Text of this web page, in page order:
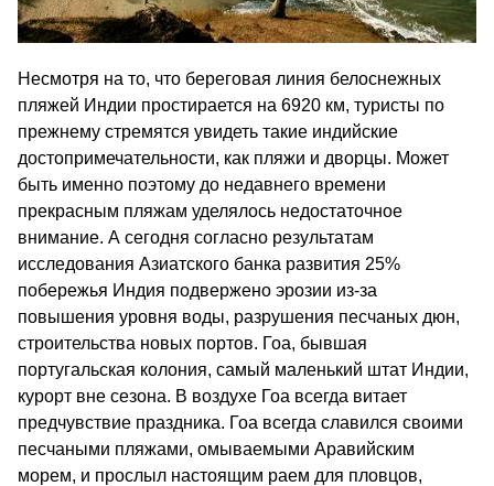
Несмотря на то, что береговая линия белоснежных
пляжей Индии простирается на 6920 км, туристы по
прежнему стремятся увидеть такие индийские
достопримечательности, как пляжи и дворцы. Может
быть именно поэтому до недавнего времени
прекрасным пляжам уделялось недостаточное
внимание. А сегодня согласно результатам
исследования Азиатского банка развития 25%
побережья Индия подвержено эрозии из-за
повышения уровня воды, разрушения песчаных дюн,
строительства новых портов. Гоа, бывшая
португальская колония, самый маленький штат Индии,
курорт вне сезона. В воздухе Гоа всегда витает
предчувствие праздника. Гоа всегда славился своими
песчаными пляжами, омываемыми Аравийским
морем, и прослыл настоящим раем для пловцов,